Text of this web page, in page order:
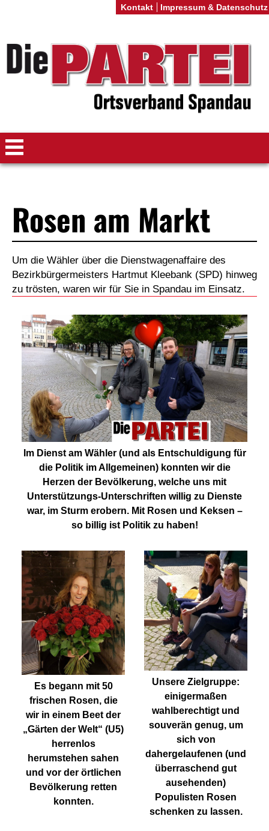
Rosen am Markt
Um die Wähler über die Dienstwagenaffaire des
Bezirkbürgermeisters Hartmut Kleebank (SPD) hinweg
zu trösten, waren wir für Sie in Spandau im Einsatz.
Im Dienst am Wähler (und als Entschuldigung für
die Politik im Allgemeinen) konnten wir die
Herzen der Bevölkerung, welche uns mit
Unterstützungs-Unterschriften willig zu Dienste
war, im Sturm erobern. Mit Rosen und Keksen –
so billig ist Politik zu haben!
Es begann mit 50
frischen Rosen, die
wir in einem Beet der
„Gärten der Welt“ (U5)
herrenlos
herumstehen sahen
und vor der örtlichen
Bevölkerung retten
konnten.
Unsere Zielgruppe:
einigermaßen
wahlberechtigt und
souverän genug, um
sich von
dahergelaufenen (und
überraschend gut
ausehenden)
Populisten Rosen
schenken zu lassen.
Kontakt Impressum & Datenschutz